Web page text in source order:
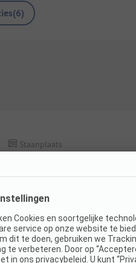
(6)
Comfortplaats
Staanplaats
Honden toegestaan